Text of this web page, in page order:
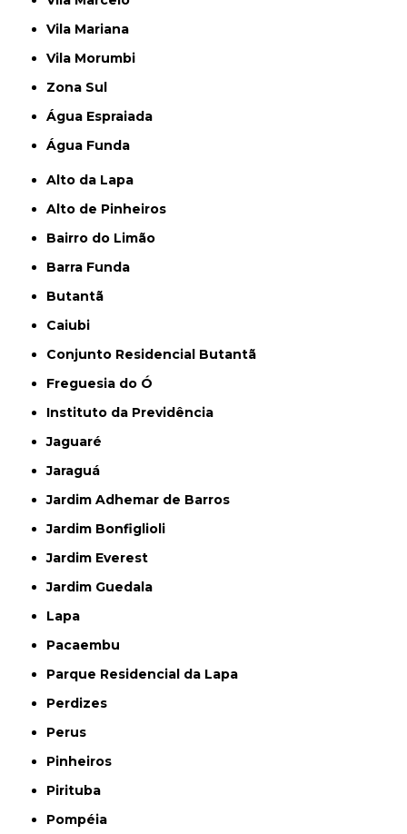
Vila Mariana
Vila Morumbi
Zona Sul
Água Espraiada
Água Funda
Alto da Lapa
Alto de Pinheiros
Bairro do Limão
Barra Funda
Butantã
Caiubi
Conjunto Residencial Butantã
Freguesia do Ó
Instituto da Previdência
Jaguaré
Jaraguá
Jardim Adhemar de Barros
Jardim Bonfiglioli
Jardim Everest
Jardim Guedala
Lapa
Pacaembu
Parque Residencial da Lapa
Perdizes
Perus
Pinheiros
Pirituba
Pompéia